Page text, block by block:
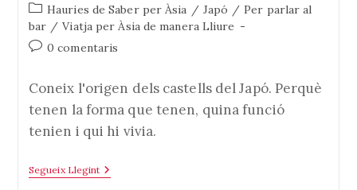
Categoria
de
l'entrada:
Hauries de Saber per Àsia / Japó / Per parlar al
bar / Viatja per Àsia de manera Lliure
Comentaris
0 comentaris
Coneix l'origen dels castells del Japó. Perquè
tenen la forma que tenen, quina funció
tenien i qui hi vivia.
Segueix LlegintEls